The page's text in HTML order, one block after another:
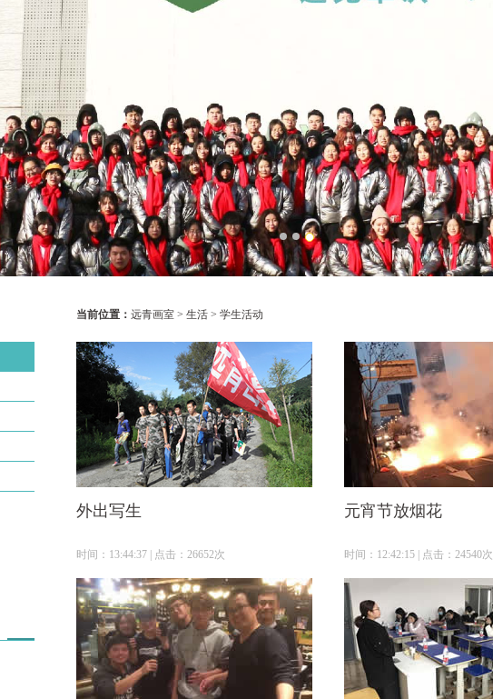
当前位置： 远青画室 > 生活 > 学生活动
外出写生
时间：13:44:37 | 点击：26652次
元宵节放烟花
时间：12:42:15 | 点击：24540次